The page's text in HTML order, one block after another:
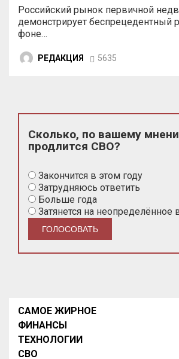
Российский рынок первичной
демонстрирует беспрецедентный
фоне…
РЕДАКЦИЯ 5635
Сколько, по вашему
продлится СВО?
Закончится в этом году
Затрудняюсь ответить
Больше года
Затянется на неопределённое
САМОЕ ЖИРНОЕ
ФИНАНСЫ
ТЕХНОЛОГИИ
СВО